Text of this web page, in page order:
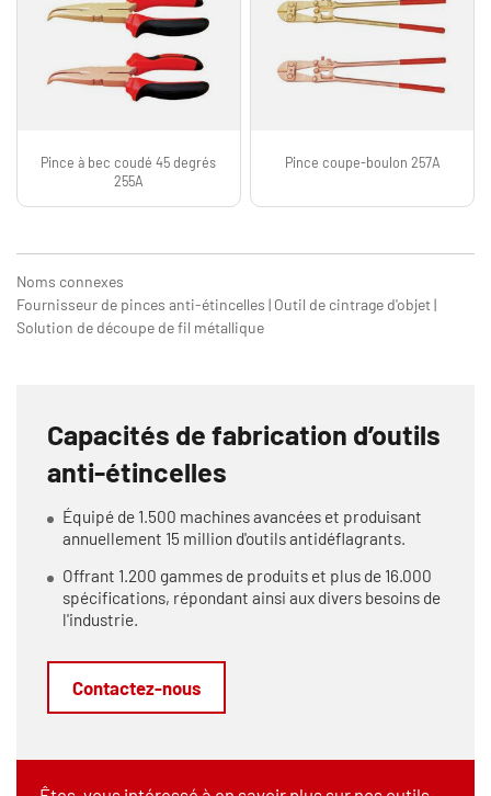
Pince à bec coudé 45 degrés
255A
Pince coupe-boulon 257A
Noms connexes
Fournisseur de pinces anti-étincelles | Outil de cintrage d'objet |
Solution de découpe de fil métallique
Capacités de fabrication d’outils
anti-étincelles
Équipé de 1.500 machines avancées et produisant
annuellement 15 million d'outils antidéflagrants.
Offrant 1.200 gammes de produits et plus de 16.000
spécifications, répondant ainsi aux divers besoins de
l'industrie.
Contactez-nous